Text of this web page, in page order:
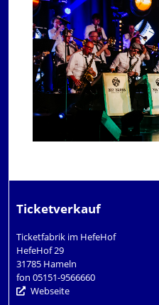
Ticketverkauf
Ticketfabrik im HefeHof
HefeHof 29
31785 Hameln
fon 05151-9566660
Webseite